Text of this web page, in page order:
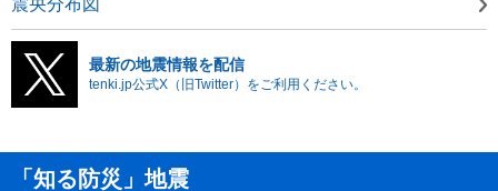
最新の地震情報を配信
tenki.jp公式X（旧Twitter）をご利用ください。
「知る防災」地震